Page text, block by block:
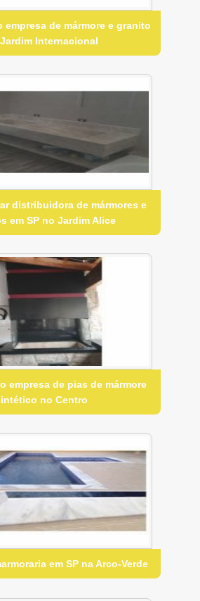
de mármore e granito
Internacional
distribuidora de mármores e
em SP no Jardim Alice
empresa de pias de mármore
no Centro
em SP na Arco-Verde